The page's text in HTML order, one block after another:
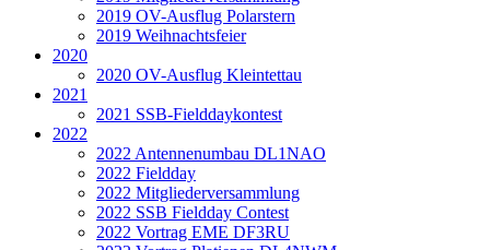
2019 OV-Ausflug Polarstern
2019 Weihnachtsfeier
2020
2020 OV-Ausflug Kleintettau
2021
2021 SSB-Fielddaykontest
2022
2022 Antennenumbau DL1NAO
2022 Fieldday
2022 Mitgliederversammlung
2022 SSB Fieldday Contest
2022 Vortrag EME DF3RU